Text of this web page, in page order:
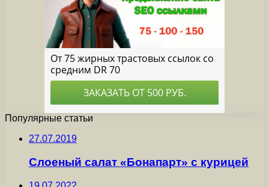
Популярные статьи
27.07.2019
Слоеный салат «Бонапарт» с курицей